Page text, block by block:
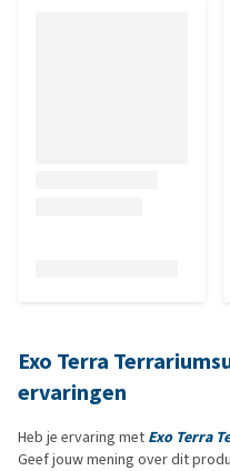
Exo Terra
ervaringen
Heb je ervaring met Exo Terra
Geef jouw mening over dit